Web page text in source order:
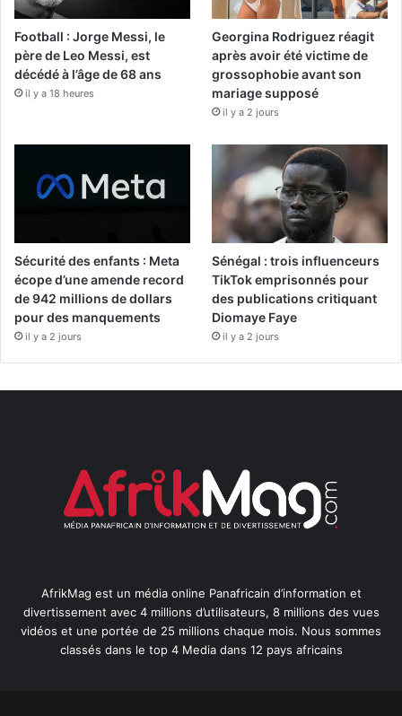
Football : Jorge Messi, le
père de Leo Messi, est
décédé à l’âge de 68 ans
il y a 18 heures
Georgina Rodriguez réagit
après avoir été victime de
grossophobie avant son
mariage supposé
il y a 2 jours
Sécurité des enfants : Meta
écope d’une amende record
de 942 millions de dollars
pour des manquements
il y a 2 jours
Sénégal : trois influenceurs
TikTok emprisonnés pour
des publications critiquant
Diomaye Faye
il y a 2 jours
AfrikMag est un média online Panafricain d’information et
divertissement avec 4 millions d’utilisateurs, 8 millions des vues
vidéos et une portée de 25 millions chaque mois. Nous sommes
classés dans le top 4 Media dans 12 pays africains